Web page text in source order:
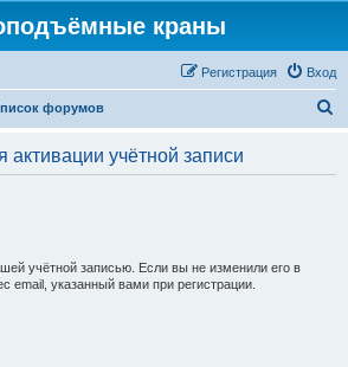
краны
Вход
Регистрация
форумов
активации учётной записи
учётной записью. Если вы не изменили его в
email, указанный вами при регистрации.